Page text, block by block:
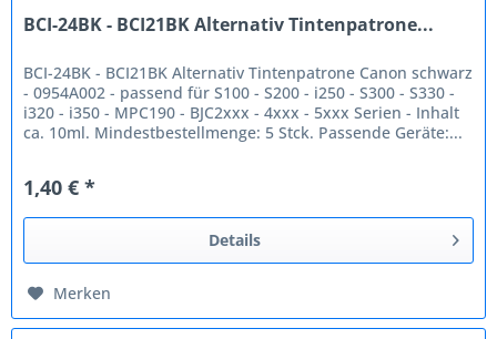
BCI-24BK - BCI21BK Alternativ Tintenpatrone...
BCI-24BK - BCI21BK Alternativ Tintenpatrone Canon schwarz
- 0954A002 - passend für S100 - S200 - i250 - S300 - S330 -
i320 - i350 - MPC190 - BJC2xxx - 4xxx - 5xxx Serien - Inhalt
ca. 10ml. Mindestbestellmenge: 5 Stck. Passende Geräte:...
1,40 € *
Details
Merken